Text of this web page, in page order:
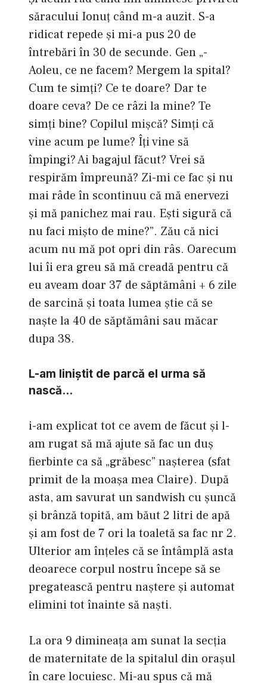
săracului Ionuţ când m-a auzit. S-a
ridicat repede şi mi-a pus 20 de
întrebări în 30 de secunde. Gen „-
Aoleu, ce ne facem? Mergem la spital?
Cum te simţi? Ce te doare? Dar te
doare ceva? De ce râzi la mine? Te
simţi bine? Copilul mişcă? Simţi că
vine acum pe lume? Îţi vine să
împingi? Ai bagajul făcut? Vrei să
respirăm împreună? Zi-mi ce fac şi nu
mai râde în scontinuu că mă enervezi
şi mă panichez mai rau. Eşti sigură că
nu faci mişto de mine?”. Zău că nici
acum nu mă pot opri din râs. Oarecum
lui îi era greu să mă creadă pentru că
eu aveam doar 37 de săptămâni + 6 zile
de sarcină şi toata lumea ştie că se
naşte la 40 de săptămâni sau măcar
dupa 38.
L-am liniştit de parcă el urma să
nască…
i-am explicat tot ce avem de făcut şi l-
am rugat să mă ajute să fac un duş
fierbinte ca să „grăbesc” naşterea (sfat
primit de la moaşa mea Claire). După
asta, am savurat un sandwish cu şuncă
şi brânză topită, am băut 2 litri de apă
şi am fost de 7 ori la toaletă sa fac nr 2.
Ulterior am înţeles că se întâmplă asta
deoarece corpul nostru începe să se
pregatească pentru naştere şi automat
elimini tot înainte să naşti.
La ora 9 dimineaţa am sunat la secţia
de maternitate de la spitalul din oraşul
în care locuiesc. Mi-au spus că mă